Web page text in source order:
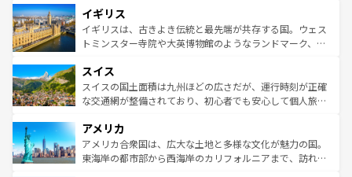
いる。シャンパンの発祥地であるランス、プロヴァンスの
香り高いラベンダー畑など、多彩な楽しみ方が可能だ。さ
らに、パリ以外の地域にも魅力が溢れており、どの街角に
れる地方に足を運ぶとそれぞれで全く異なる文化を体験で
きるだろう。 なお、新着のフランス情報はコンテンツ一覧
を参照してほしい。
顔を持つこの国は、どこを歩いても飽きることがない。ベ
ルリンの文化的活気、バイエルン州のアルプスの絶景、そ
してライン川沿いのワイン畑といった風景は必見。ビール
は、お酒好きな人にはぜひ体験してほしい。 なお、新着の
ドイツ情報はコンテンツ一覧を参照してほしい。
イギリス
イギリスは、古きよき伝統と最先端が共存する国。ウェス
トミンスター寺院や大英博物館のようなランドマーク、歴
リアごとに異なる魅力がある。また、優雅なアフタヌーン
ティー、ビール好きにはたまらない英国パブ、サッカー観
戦など、本場だからこそできる体験も豊富。イギリスを旅
ンツ一覧を参照してほしい。
スイス
スイスの国土面積は九州ほどの広さだが、運行時刻が正確
な交通網が整備されており、初心者でも安心して個人旅行
の建物がそのまま残る町や、スイスならではのユニークな
博物館もあり、アルプス観光だけでなく町歩きも満喫する
ことができる。国民の所得が高いため物価も高いが、旅行
アメリカ
アメリカ合衆国は、広大な土地と多様な文化が魅力の国。
東海岸の都市部から西海岸のカリフォルニアまで、訪れる